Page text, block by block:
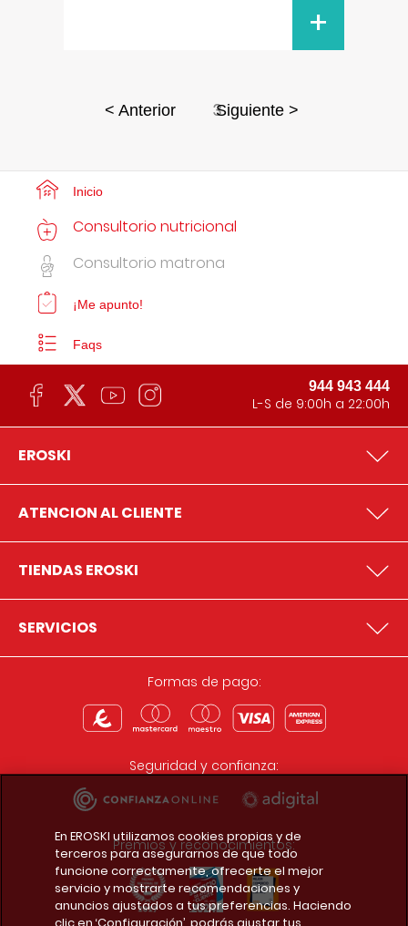
+
< Anterior 3Siguiente >
Inicio
Consultorio nutricional
Consultorio matrona
¡Me apunto!
Faqs
944 943 444
L-S de 9:00h a 22:00h
EROSKI
ATENCION AL CLIENTE
TIENDAS EROSKI
SERVICIOS
Formas de pago:
Seguridad y confianza:
Premios y reconocimientos:
En EROSKI utilizamos cookies propias y de
terceros para asegurarnos de que todo
funcione correctamente, ofrecerte el mejor
servicio y mostrarte recomendaciones y
anuncios ajustados a tus preferencias. Haciendo
clic en ‘Configuración’, podrás ajustar tus